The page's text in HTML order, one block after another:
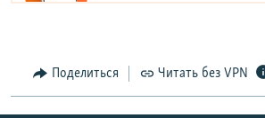
Поделиться Читать без VPN